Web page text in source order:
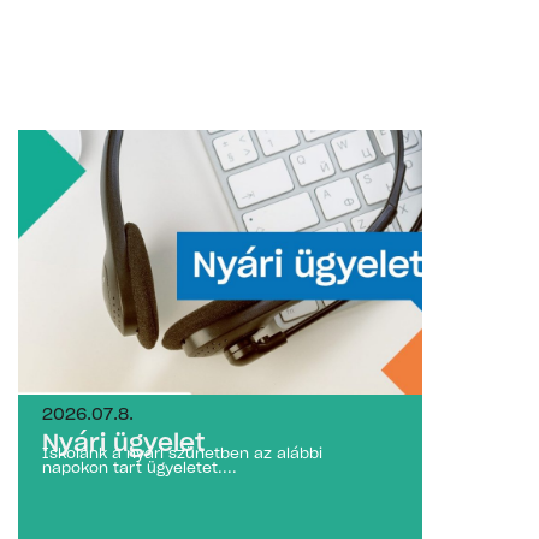
2026.07.8.
Nyári ügyelet
Iskolánk a nyári szünetben az alábbi
napokon tart ügyeletet....